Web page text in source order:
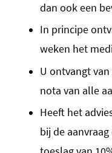
dan ook een
In principe
weken het
U ontvangt
nota van alle
Heeft het
bij de